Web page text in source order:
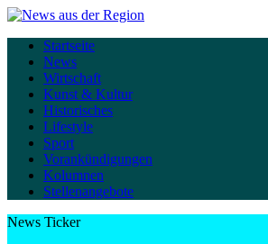
Startseite
News
Wirtschaft
Kunst & Kultur
Historisches
Lifestyle
Sport
Vorankündigungen
Kolumnen
Stellenangebote
News Ticker